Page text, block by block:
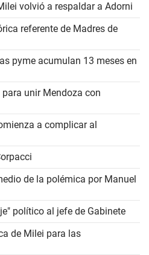
volvió a respaldar a Adorni
referente de Madres de
pyme acumulan 13 meses en
unir Mendoza con
a complicar al
de la polémica por Manuel
político al jefe de Gabinete
de Milei para las